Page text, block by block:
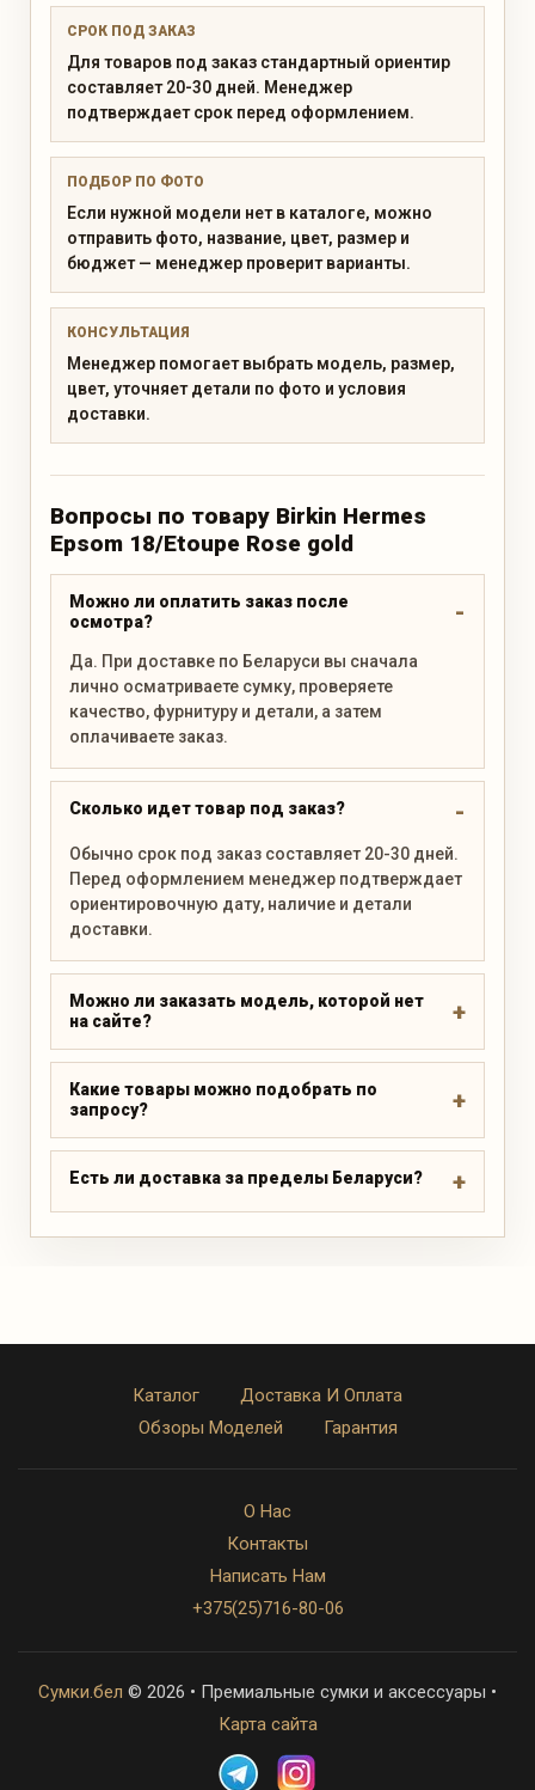
СРОК ПОД ЗАКАЗ
Для товаров под заказ стандартный ориентир
составляет 20-30 дней. Менеджер
подтверждает срок перед оформлением.
ПОДБОР ПО ФОТО
Если нужной модели нет в каталоге, можно
отправить фото, название, цвет, размер и
бюджет — менеджер проверит варианты.
КОНСУЛЬТАЦИЯ
Менеджер помогает выбрать модель, размер,
цвет, уточняет детали по фото и условия
доставки.
Вопросы по товару Birkin Hermes
Epsom 18/Etoupe Rose gold
Можно ли оплатить заказ после
осмотра?
Да. При доставке по Беларуси вы сначала
лично осматриваете сумку, проверяете
качество, фурнитуру и детали, а затем
оплачиваете заказ.
Сколько идет товар под заказ?
Обычно срок под заказ составляет 20-30 дней.
Перед оформлением менеджер подтверждает
ориентировочную дату, наличие и детали
доставки.
Можно ли заказать модель, которой нет
на сайте?
Какие товары можно подобрать по
запросу?
Есть ли доставка за пределы Беларуси?
Каталог
Доставка И Оплата
Обзоры Моделей
Гарантия
О Нас
Контакты
Написать Нам
+375(25)716-80-06
Сумки.бел © 2026 • Премиальные сумки и аксессуары •
Карта сайта